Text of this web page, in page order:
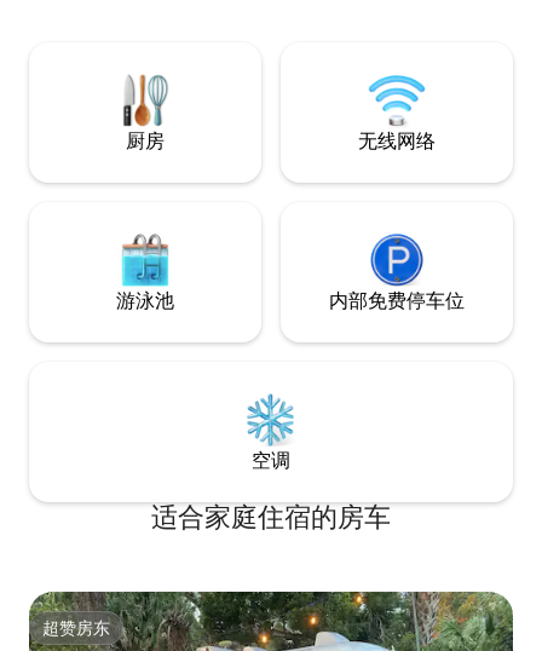
厨房 无线网络
游泳池 内部免费停车位
空调
适合家庭住宿的房车
超赞房东
超赞房东